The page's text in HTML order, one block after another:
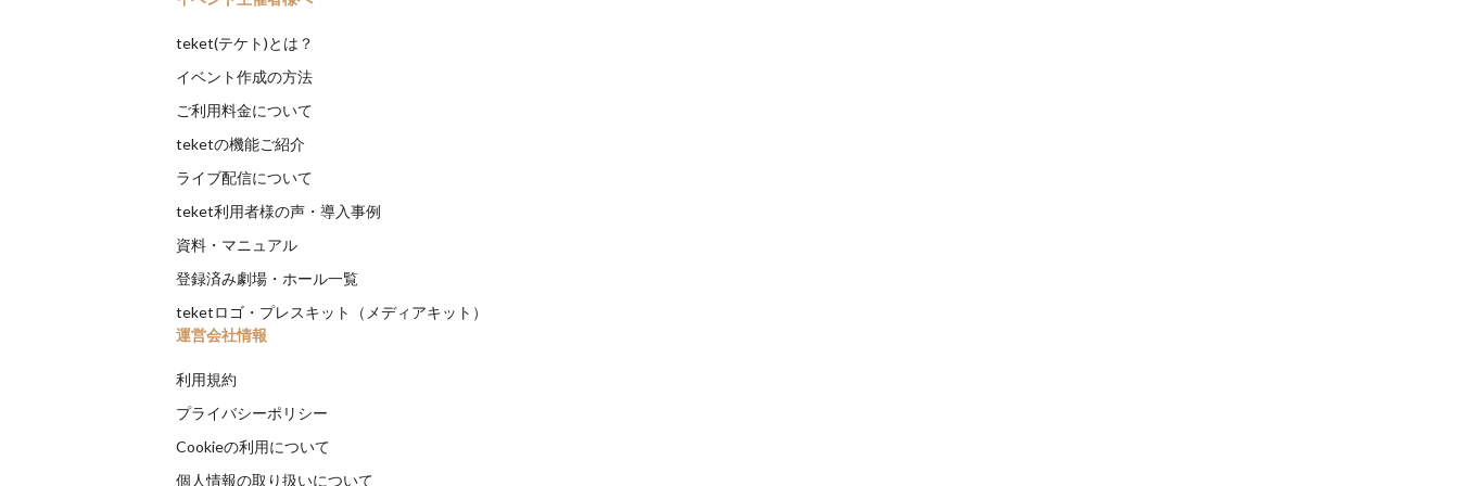
teket(テケト)とは？
イベント作成の方法
ご利用料金について
teketの機能ご紹介
ライブ配信について
teket利用者様の声・導入事例
資料・マニュアル
登録済み劇場・ホール一覧
teketロゴ・プレスキット（メディアキット）
運営会社情報
利用規約
プライバシーポリシー
Cookieの利用について
個人情報の取り扱いについて